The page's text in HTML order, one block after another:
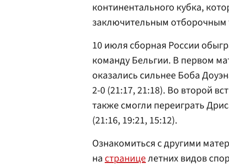
континентального кубка,
заключительным отборочным
10 июля сборная России
команду Бельгии. В первом
оказались сильнее Боба
2-0 (21:17, 21:18). Во второй
также смогли переиграть
(21:16, 19:21, 15:12).
Ознакомиться с другими
настраницелетних видов